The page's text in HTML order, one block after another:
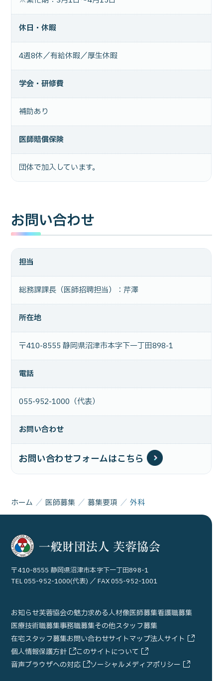
休日・休暇
4週8休／有給休暇／厚生休暇
学会・研修費
補助あり
医師賠償保険
団体で加入しています。
お問い合わせ
担当
総務課課長（医師招聘担当）：芹澤
所在地
〒410-8555 静岡県沼津市本字下一丁田898-1
電話
055-952-1000（代表）
お問い合わせ
お問い合わせフォームはこちら
ホーム 医師募集 募集要項 外科
〒410-8555 静岡県沼津市本字下一丁田898-1
TEL 055-952-1000(代表) ／ FAX 055-952-1001
お知らせ芙蓉協会の魅力求める人材像医師募集看護職募集
医療技術職募集事務職募集その他スタッフ募集
在宅スタッフ募集お問い合わせサイトマップ法人サイト
個人情報保護方針
このサイトについて
音声ブラウザへの対応
ソーシャルメディアポリシー